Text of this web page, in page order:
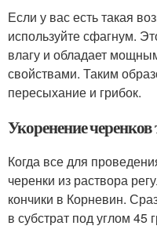
Если у вас есть такая
используйте сфагнум.
влагу и обладает
свойствами. Таким
пересыхание и грибок.
Укоренение черенков
Когда все для
черенки из раствора
кончики в Корневин.
в субстрат под углом 45